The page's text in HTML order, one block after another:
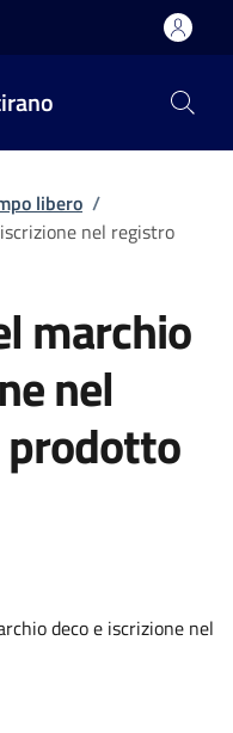
libero /
nel registro
marchio
nel
deco e iscrizione nel